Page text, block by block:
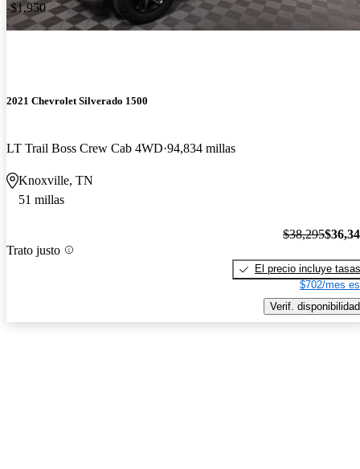
-$1,950
2021 Chevrolet Silverado 1500
LT Trail Boss Crew Cab 4WD 94,834 millas
Knoxville, TN
51 millas
Trato justo
$38,295
El precio incluye tasas
$702/mes
Verif. disponibilidad